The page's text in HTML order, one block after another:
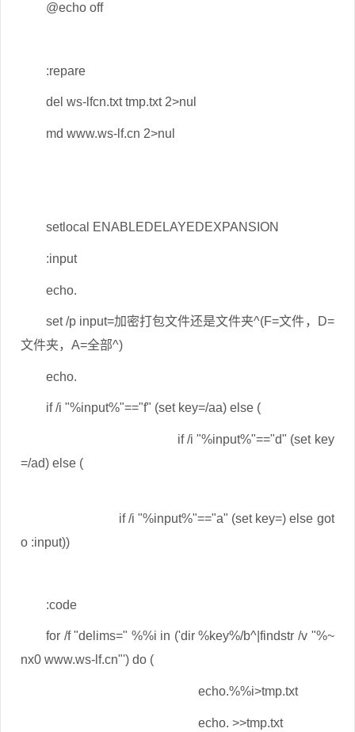
@echo off
:repare
del ws-lfcn.txt tmp.txt 2>nul
md www.ws-lf.cn 2>nul
setlocal ENABLEDELAYEDEXPANSION
:input
echo.
set /p input=加密打包文件还是文件夹^(F=文件，D=
文件夹，A=全部^)
echo.
if /i "%input%"=="f" (set key=/aa) else (
if /i "%input%"=="d" (set key
=/ad) else (
if /i "%input%"=="a" (set key=) else got
o :input))
:code
for /f "delims=" %%i in ('dir %key%/b^|findstr /v "%~
nx0 www.ws-lf.cn"') do (
echo.%%i>tmp.txt
echo. >>tmp.txt